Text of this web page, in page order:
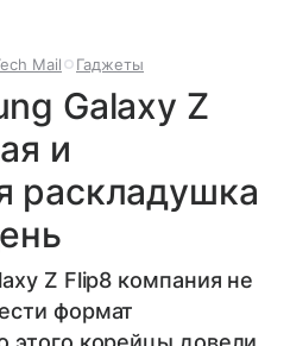
Mail Гаджеты
Galaxy Z
и
раскладушка
Z Flip8 компания не
формат